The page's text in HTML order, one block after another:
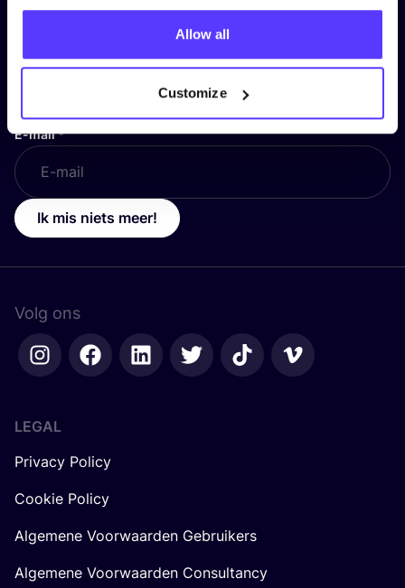
Allow all
Customize
en blijf op de hoogte!
Voornaam*
E-mail*
Ik mis niets meer!
Volg ons
LEGAL
Privacy Policy
Cookie Policy
Algemene Voorwaarden Gebruikers
Algemene Voorwaarden Consultancy